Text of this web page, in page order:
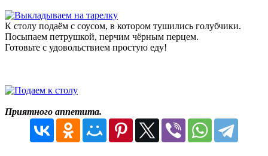
К столу подаём с соусом, в котором тушились голубчики.
Посыпаем петрушкой, перчим чёрным перцем.
Готовьте с удовольствием простую еду!
Приятного аппетита.